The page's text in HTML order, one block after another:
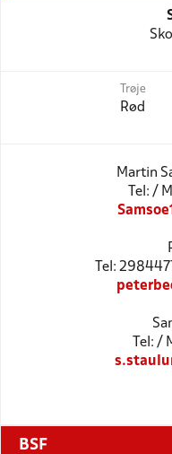
Trøje
Rød
Martin
Tel: /
Tel:
Tel: /
BSF